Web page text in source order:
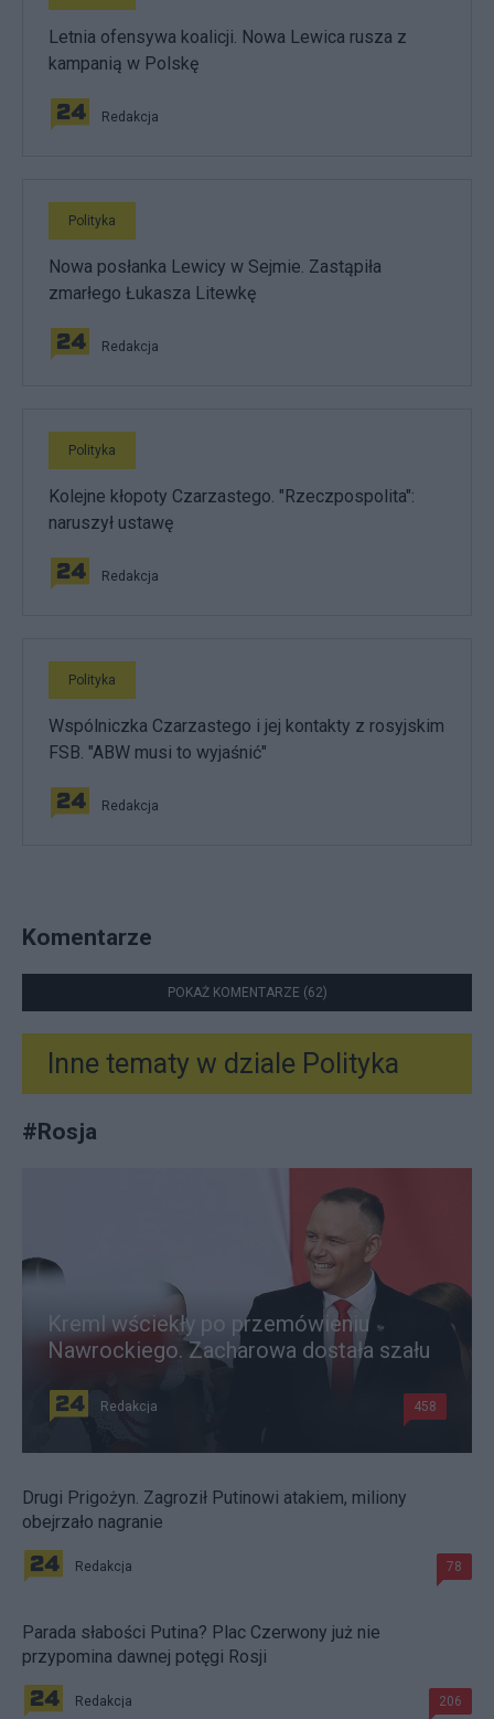
Letnia ofensywa koalicji. Nowa Lewica rusza z
kampanią w Polskę
Redakcja
Polityka
Nowa posłanka Lewicy w Sejmie. Zastąpiła
zmarłego Łukasza Litewkę
Redakcja
Polityka
Kolejne kłopoty Czarzastego. "Rzeczpospolita":
naruszył ustawę
Redakcja
Polityka
Wspólniczka Czarzastego i jej kontakty z rosyjskim
FSB. "ABW musi to wyjaśnić"
Redakcja
Komentarze
POKAŻ KOMENTARZE (62)
Inne tematy w dziale Polityka
#Rosja
Kreml wściekły po przemówieniu
Nawrockiego. Zacharowa dostała szału
Redakcja 458
Drugi Prigożyn. Zagroził Putinowi atakiem, miliony
obejrzało nagranie
Redakcja 78
Parada słabości Putina? Plac Czerwony już nie
przypomina dawnej potęgi Rosji
Redakcja 206